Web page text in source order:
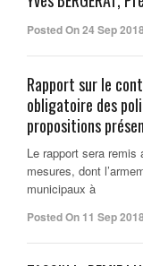
Posted On 24 Sep
Rapport sur le
obligatoire des
propositions
Le rapport sera
mesures, dont
municipaux à
Posted On 11 Sep